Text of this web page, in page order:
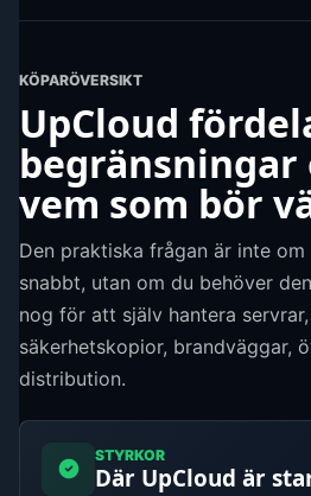
KÖPARÖVERSIKT
UpCloud
begränsningar
vem som bör
Den praktiska frågan är inte
snabbt, utan om du behöver
nog för att själv hantera servrar,
säkerhetskopior, brandväggar,
distribution.
STYRKOR
Där UpCloud är